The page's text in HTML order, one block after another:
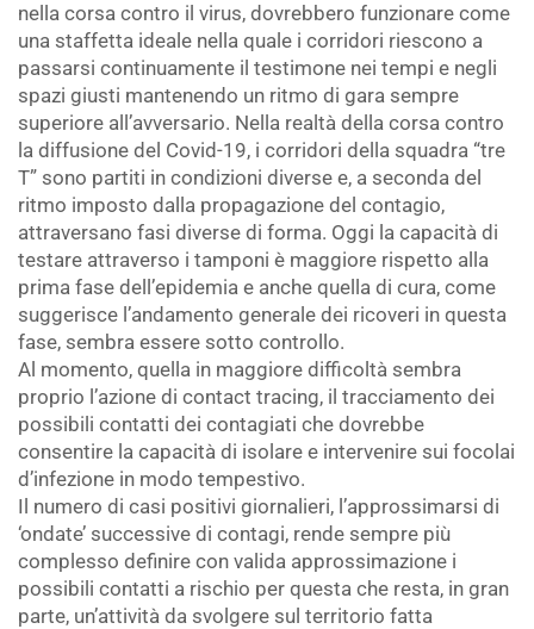
nella corsa contro il virus, dovrebbero funzionare come
una staffetta ideale nella quale i corridori riescono a
passarsi continuamente il testimone nei tempi e negli
spazi giusti mantenendo un ritmo di gara sempre
superiore all’avversario. Nella realtà della corsa contro
la diffusione del Covid-19, i corridori della squadra “tre
T” sono partiti in condizioni diverse e, a seconda del
ritmo imposto dalla propagazione del contagio,
attraversano fasi diverse di forma. Oggi la capacità di
testare attraverso i tamponi è maggiore rispetto alla
prima fase dell’epidemia e anche quella di cura, come
suggerisce l’andamento generale dei ricoveri in questa
fase, sembra essere sotto controllo.
Al momento, quella in maggiore difficoltà sembra
proprio l’azione di contact tracing, il tracciamento dei
possibili contatti dei contagiati che dovrebbe
consentire la capacità di isolare e intervenire sui focolai
d’infezione in modo tempestivo.
Il numero di casi positivi giornalieri, l’approssimarsi di
‘ondate’ successive di contagi, rende sempre più
complesso definire con valida approssimazione i
possibili contatti a rischio per questa che resta, in gran
parte, un’attività da svolgere sul territorio fatta